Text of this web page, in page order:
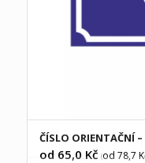
ČÍSLO ORIENTAČNÍ
od 65,0 Kč (od 78,7